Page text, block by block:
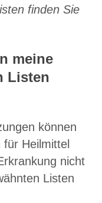
finden Sie
meine
Listen
können
Heilmittel
nicht
Listen